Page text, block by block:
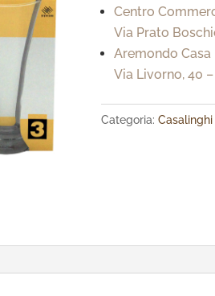
Centro
Via Prato
Aremondo Casa
Via Livorno, 40
Categoria:Casalinghi